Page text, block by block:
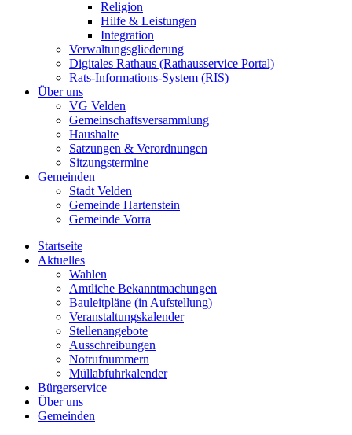
Religion
Hilfe & Leistungen
Integration
Verwaltungsgliederung
Digitales Rathaus (Rathausservice Portal)
Rats-Informations-System (RIS)
Über uns
VG Velden
Gemeinschaftsversammlung
Haushalte
Satzungen & Verordnungen
Sitzungstermine
Gemeinden
Stadt Velden
Gemeinde Hartenstein
Gemeinde Vorra
Startseite
Aktuelles
Wahlen
Amtliche Bekanntmachungen
Bauleitpläne (in Aufstellung)
Veranstaltungskalender
Stellenangebote
Ausschreibungen
Notrufnummern
Müllabfuhrkalender
Bürgerservice
Über uns
Gemeinden